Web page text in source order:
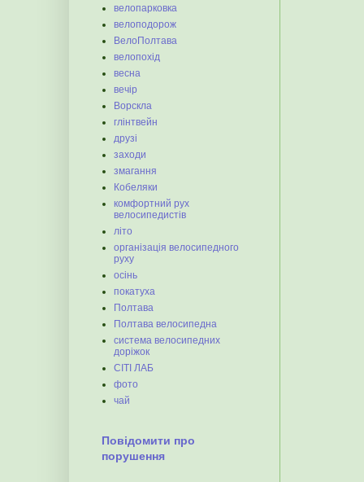
велопарковка
велоподорож
ВелоПолтава
велопохід
весна
вечір
Ворскла
глінтвейн
друзі
заходи
змагання
Кобеляки
комфортний рух
велосипедистів
літо
організація велосипедного
руху
осінь
покатуха
Полтава
Полтава велосипедна
система велосипедних
доріжок
СІТІ ЛАБ
фото
чай
Повідомити про
порушення